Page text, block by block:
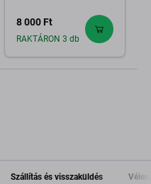
460200006L5Z Genuine
Service Pack
8 000 Ft
RAKTÁRON 3 db
Szállítás és visszaküldés